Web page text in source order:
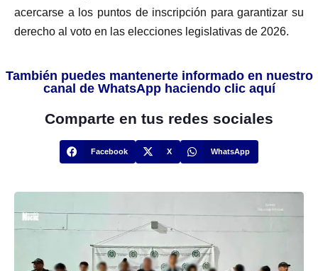
acercarse a los puntos de inscripción para garantizar su
derecho al voto en las elecciones legislativas de 2026.
También puedes mantenerte informado en nuestro
canal de WhatsApp haciendo clic aquí
Comparte en tus redes sociales
Facebook X WhatsApp